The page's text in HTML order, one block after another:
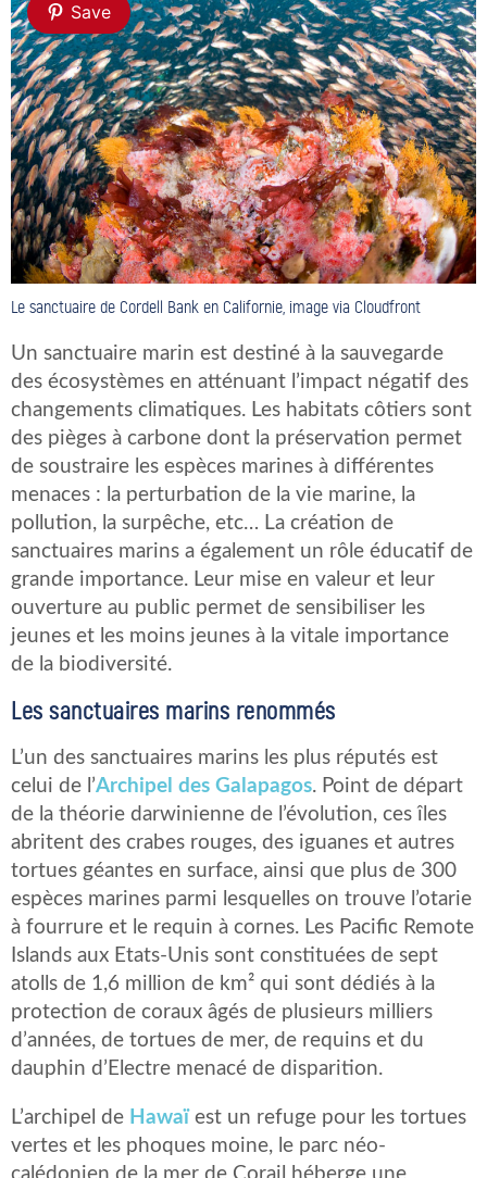
Save
Le sanctuaire de Cordell Bank en Californie, image via Cloudfront
Un sanctuaire marin est destiné à la sauvegarde
des écosystèmes en atténuant l’impact négatif des
changements climatiques. Les habitats côtiers sont
des pièges à carbone dont la préservation permet
de soustraire les espèces marines à différentes
menaces : la perturbation de la vie marine, la
pollution, la surpêche, etc… La création de
sanctuaires marins a également un rôle éducatif de
grande importance. Leur mise en valeur et leur
ouverture au public permet de sensibiliser les
jeunes et les moins jeunes à la vitale importance
de la biodiversité.
Les sanctuaires marins renommés
L’un des sanctuaires marins les plus réputés est
celui de l’Archipel des Galapagos. Point de départ
de la théorie darwinienne de l’évolution, ces îles
abritent des crabes rouges, des iguanes et autres
tortues géantes en surface, ainsi que plus de 300
espèces marines parmi lesquelles on trouve l’otarie
à fourrure et le requin à cornes. Les Pacific Remote
Islands aux Etats-Unis sont constituées de sept
atolls de 1,6 million de km² qui sont dédiés à la
protection de coraux âgés de plusieurs milliers
d’années, de tortues de mer, de requins et du
dauphin d’Electre menacé de disparition.
L’archipel de Hawaïest un refuge pour les tortues
vertes et les phoques moine, le parc néo-